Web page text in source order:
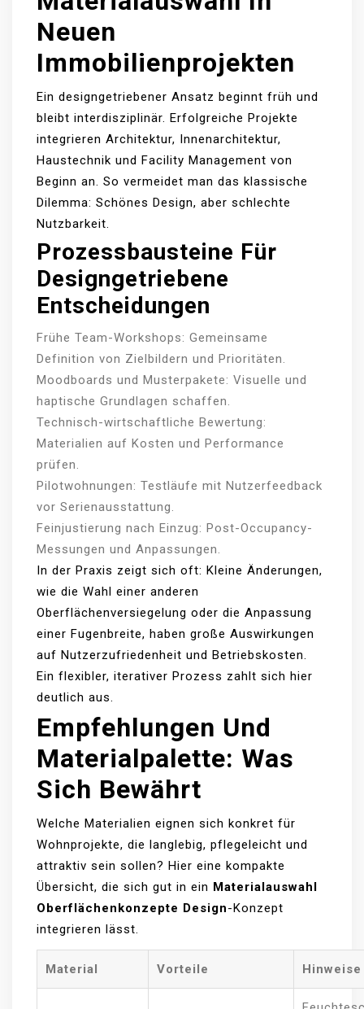
Neuen
Immobilienprojekten
Ein designgetriebener Ansatz beginnt früh und
bleibt interdisziplinär. Erfolgreiche Projekte
integrieren Architektur, Innenarchitektur,
Haustechnik und Facility Management von
Beginn an. So vermeidet man das klassische
Dilemma: Schönes Design, aber schlechte
Nutzbarkeit.
Prozessbausteine Für
Designgetriebene
Entscheidungen
Frühe Team-Workshops: Gemeinsame
Definition von Zielbildern und Prioritäten.
Moodboards und Musterpakete: Visuelle und
haptische Grundlagen schaffen.
Technisch-wirtschaftliche Bewertung:
Materialien auf Kosten und Performance
prüfen.
Pilotwohnungen: Testläufe mit Nutzerfeedback
vor Serienausstattung.
Feinjustierung nach Einzug: Post-Occupancy-
Messungen und Anpassungen.
In der Praxis zeigt sich oft: Kleine Änderungen,
wie die Wahl einer anderen
Oberflächenversiegelung oder die Anpassung
einer Fugenbreite, haben große Auswirkungen
auf Nutzerzufriedenheit und Betriebskosten.
Ein flexibler, iterativer Prozess zahlt sich hier
deutlich aus.
Empfehlungen Und
Materialpalette: Was
Sich Bewährt
Welche Materialien eignen sich konkret für
Wohnprojekte, die langlebig, pflegeleicht und
attraktiv sein sollen? Hier eine kompakte
Übersicht, die sich gut in ein Materialauswahl
Oberflächenkonzepte Design-Konzept
integrieren lässt.
Material Vorteile Hinweise